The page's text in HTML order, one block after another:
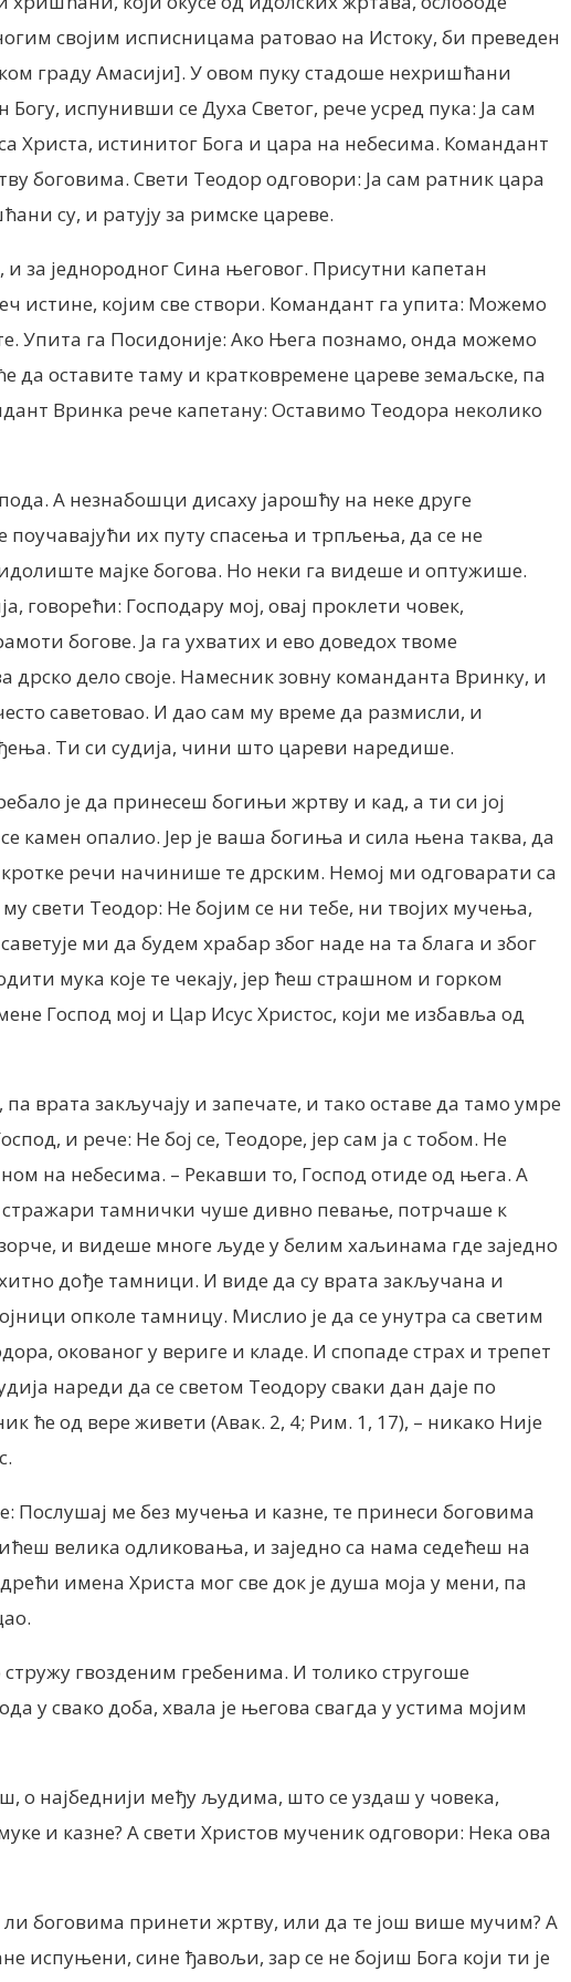
својим исписницама ратовао на Истоку, би преведен
граду Амасији]. У овом пуку стадоше нехришћани
испунивши се Духа Светог, рече усред пука: Ја сам
истинитог Бoгa и цара на небесима. Командант
боговима. Свети Теодор одговори: Ја сам ратник цара
су, и ратују за римске цареве.
и за једнородног Сина његовог. Присутни капетан
истине, којим све створи. Командант га упита: Можемо
Упита га Посидоније: Ако Њега познамо, онда можемо
оставите таму и кратковремене цареве земаљске, па
Вринка рече капетану: Оставимо Теодора неколико
А незнабошци дисаху јарошћу на неке друге
их путу спасења и трпљења, да се не
мајке богова. Но неки га видеше и оптужише.
говорећи: Господару мој, овај проклети човек,
богове. Ја га ухватих и ево доведох твоме
дело своје. Намесник зовну команданта Вринку, и
саветовао. И дао сам му време да размисли, и
Ти си судија, чини што цареви наредише.
је да принесеш богињи жртву и кад, а ти си јој
камен опалио. Јер је ваша богиња и сила њена таква, да
речи начинише те дрским. Немој ми одговарати са
свети Теодор: Нe бојим се ни тебе, ни твојих мучења,
ми да будем храбар због наде на та блага и због
мука које те чекају, јер ћеш страшном и горком
Господ мој и Цар Исус Христос, који ме избавља од
врата закључају и запечате, и тако оставе да тамо умре
и рече: Нe бој се, Теодоре, јер сам ја с тобом. Нe
на небесима. – Рекавши то, Господ отиде од њега. А
стражари тамнички чуше дивно певање, потрчаше к
и видеше многе људе у белим хаљинама где заједно
дође тамници. И виде да су врата закључана и
опколе тамницу. Мислио је да се унутра са светим
окованог у вериге и кладе. И спопаде страх и трепет
нареди да се светом Теодору сваки дан даје по
ће од вере живети (Авак. 2, 4; Рим. 1, 17), – никако Није
Послушај ме без мучења и казне, те принеси боговима
велика одликовања, и заједно са нама седећеш на
имена Христа мог све док је душа моја у мени, па
гвозденим гребенима. И толико стругоше
у свако доба, хвала је његова свагда у устима мојим
о најбеднији међу људима, што се уздаш у човека,
и казне? А свети Христов мученик одговори: Нека ова
боговима принети жртву, или да те још више мучим? А
испуњени, сине ђавољи, зар се не бојиш Бога који ти је